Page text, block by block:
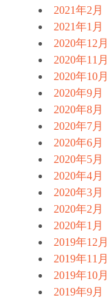
2021年2月
2021年1月
2020年12月
2020年11月
2020年10月
2020年9月
2020年8月
2020年7月
2020年6月
2020年5月
2020年4月
2020年3月
2020年2月
2020年1月
2019年12月
2019年11月
2019年10月
2019年9月